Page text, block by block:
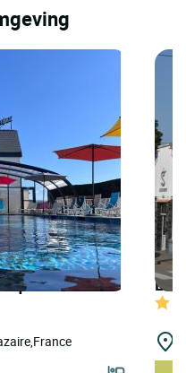
Aquilon